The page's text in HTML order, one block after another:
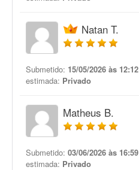
Natan T.
Submetido: 15/05/2026 às 12:12
estimada: Privado
Matheus B.
Submetido: 03/06/2026 às 16:59
estimada: Privado